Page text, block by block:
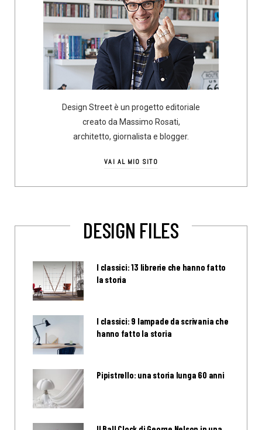
Design Street è un progetto editoriale
creato da Massimo Rosati,
architetto, giornalista e blogger.
VAI AL MIO SITO
DESIGN FILES
I classici: 13 librerie che hanno fatto
la storia
I classici: 9 lampade da scrivania che
hanno fatto la storia
Pipistrello: una storia lunga 60 anni